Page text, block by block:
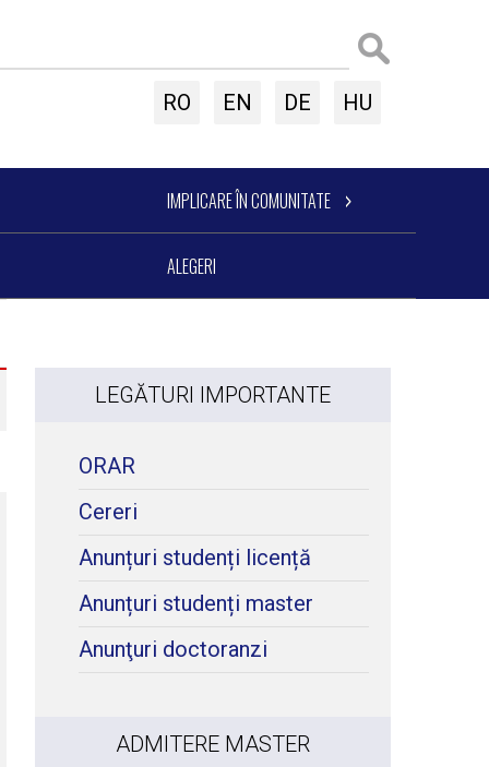
RO EN DE HU
IMPLICARE ÎN COMUNITATE
ALEGERI
LEGĂTURI IMPORTANTE
ORAR
Cereri
Anunțuri studenți licență
Anunțuri studenți master
Anunţuri doctoranzi
ADMITERE MASTER